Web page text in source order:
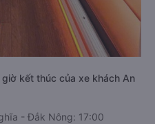
kết thúc của xe khách An
- Đắk Nông: 17:00